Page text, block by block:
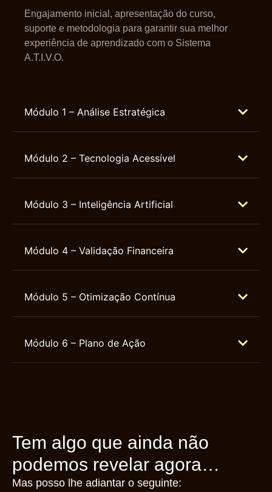
Engajamento inicial, apresentação do curso,
suporte e metodologia para garantir sua melhor
experiência de aprendizado com o Sistema
A.T.I.V.O.
Módulo 1 – Análise Estratégica
Módulo 2 – Tecnologia Acessível
Módulo 3 – Inteligência Artificial
Módulo 4 – Validação Financeira
Módulo 5 – Otimização Contínua
Módulo 6 – Plano de Ação
Tem algo que ainda não
podemos revelar agora…
Mas posso lhe adiantar o seguinte: